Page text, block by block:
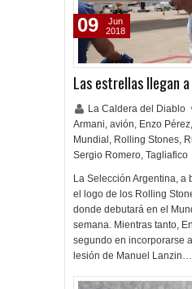
Las estrellas llegan a
La Caldera del Diablo
Armani, avión, Enzo Pérez,
Mundial , Rolling Stones,
Sergio Romero, Tagliafico
La Selección Argentina, a
el logo de los Rolling
donde debutará en el
semana. Mientras tanto,
segundo en incorporarse
lesión de Manuel Lanzin…
09
Jun
2018